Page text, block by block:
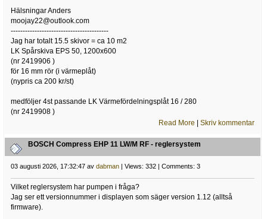
Hälsningar Anders
moojay22@outlook.com
-----------------------------------------
Jag har totalt 15.5 skivor = ca 10 m2
LK Spårskiva EPS 50, 1200x600
(nr 2419906 )
för 16 mm rör (i värmeplåt)
(nypris ca 200 kr/st)
medföljer 4st passande LK Värmefördelningsplåt 16 / 280
(nr 2419908 )
Read More |Skriv kommentar
BOSCH Compress EHP 11 LW/M RF - reglersystem
03 augusti 2026, 17:32:47 av dabman| Views: 332 | Comments: 3
Vilket reglersystem har pumpen i fråga?
Jag ser ett versionnummer i displayen som säger version 1.12 (alltså
firmware).